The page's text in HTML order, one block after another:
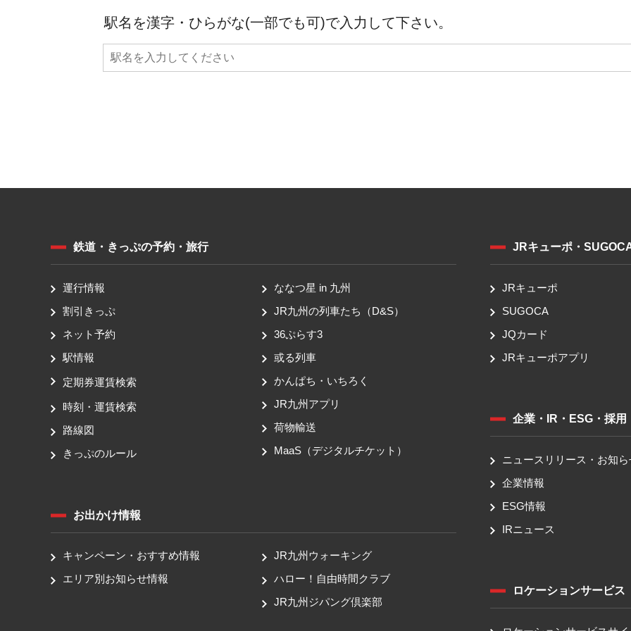
駅名を漢字・ひらがな(一部でも可)で入力して下さい。
鉄道・きっぷの予約・旅行
運行情報
割引きっぷ
ネット予約
駅情報
定期券運賃検索
時刻・運賃検索
路線図
きっぷのルール
ななつ星 in 九州
JR九州の列車たち（D&S）
36ぷらす3
或る列車
かんぱち・いちろく
JR九州アプリ
荷物輸送
MaaS（デジタルチケット）
お出かけ情報
キャンペーン・おすすめ情報
エリア別お知らせ情報
JR九州ウォーキング
ハロー！自由時間クラブ
JR九州ジパング倶楽部
JRキューポ・
JRキューポ
SUGOCA
JQカード
JRキューポアプリ
企業・IR・ESG・採用
ニュースリリース・お知ら
企業情報
ESG情報
IRニュース
ロケーションサービス